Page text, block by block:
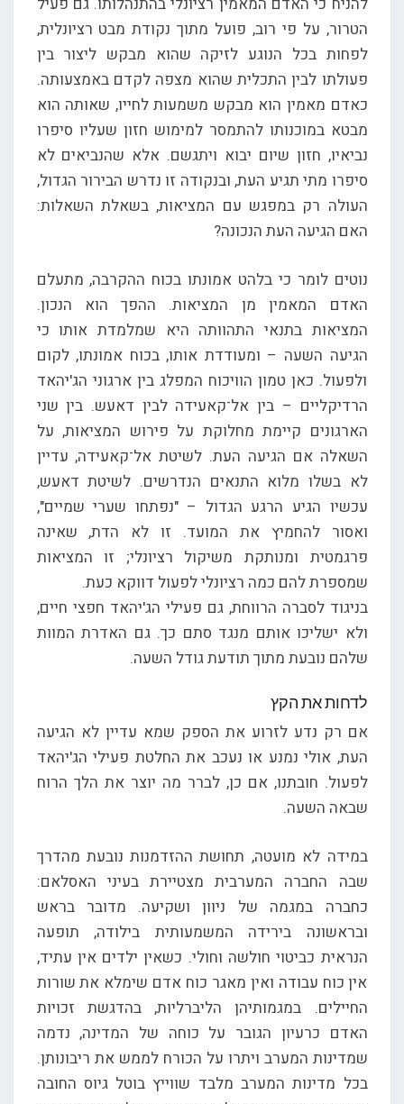
הטרור, על פי רוב, פועל מתוך נקודת מבט רציונלית,
לפחות בכל הנוגע לזיקה שהוא מבקש ליצור בין
פעולתו לבין התכלית שהוא מצפה לקדם באמצעותה.
כאדם מאמין הוא מבקש משמעות לחייו, שאותה הוא
מבטא במוכנותו להתמסר למימוש חזון שעליו סיפרו
נביאיו, חזון שיום יבוא ויתגשם. אלא שהנביאים לא
סיפרו מתי תגיע העת, ובנקודה זו נדרש הבירור הגדול,
העולה רק במפגש עם המציאות, בשאלת השאלות:
האם הגיעה העת הנכונה?
נוטים לומר כי בלהט אמונתו בכוח ההקרבה, מתעלם
האדם המאמין מן המציאות. ההפך הוא הנכון.
המציאות בתנאי התהוותה היא שמלמדת אותו כי
הגיעה השעה – ומעודדת אותו, בכוח אמונתו, לקום
ולפעול. כאן טמון הוויכוח המפלג בין ארגוני הג'יהאד
הרדיקליים – בין אל־קאעידה לבין דאעש. בין שני
הארגונים קיימת מחלוקת על פירוש המציאות, על
השאלה אם הגיעה העת. לשיטת אל־קאעידה, עדיין
לא בשלו מלוא התנאים הנדרשים. לשיטת דאעש,
עכשיו הגיע הרגע הגדול – "נפתחו שערי שמיים",
ואסור להחמיץ את המועד. זו לא הדת, שאינה
פרגמטית ומנותקת משיקול רציונלי; זו המציאות
שמספרת להם כמה רציונלי לפעול דווקא כעת.
בניגוד לסברה הרווחת, גם פעילי הג'יהאד חפצי חיים,
ולא ישליכו אותם מנגד סתם כך. גם האדרת המוות
שלהם נובעת מתוך תודעת גודל השעה.
לדחות את הקץ
אם רק נדע לזרוע את הספק שמא עדיין לא הגיעה
העת, אולי נמנע או נעכב את החלטת פעילי הג'יהאד
לפעול. חובתנו, אם כן, לברר מה יוצר את הלך הרוח
שבאה השעה.
במידה לא מועטה, תחושת ההזדמנות נובעת מהדרך
שבה החברה המערבית מצטיירת בעיני האסלאם:
כחברה במגמה של ניוון ושקיעה. מדובר בראש
ובראשונה בירידה המשמעותית בילודה, תופעה
הנראית כביטוי חולשה וחולי. כשאין ילדים אין עתיד,
אין כוח עבודה ואין מאגר כוח אדם שימלא את שורות
החיילים. במגמותיהן הליברליות, בהדגשת זכויות
האדם כרעיון הגובר על כוחה של המדינה, נדמה
שמדינות המערב ויתרו על הכורח לממש את ריבונותן.
בכל מדינות המערב מלבד שווייץ בוטל גיוס החובה